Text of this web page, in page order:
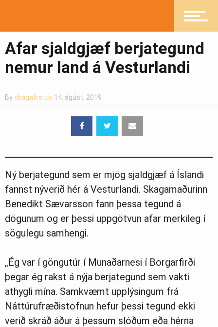
Afar sjaldgjæf berjategund
nemur land á Vesturlandi
By skagafrettir 14. ágúst, 2019
Ný berjategund sem er mjög sjaldgjæf á Íslandi
fannst nýverið hér á Vesturlandi. Skagamaðurinn
Benedikt Sævarsson fann þessa tegund á
dögunum og er þessi uppgötvun afar merkileg í
sögulegu samhengi.
„Ég var í göngutúr í Munaðarnesi í Borgarfirði
þegar ég rakst á nýja berjategund sem vakti
athygli mína. Samkvæmt upplýsingum frá
Náttúrufræðistofnun hefur þessi tegund ekki
verið skráð áður á þessum slóðum eða hérna